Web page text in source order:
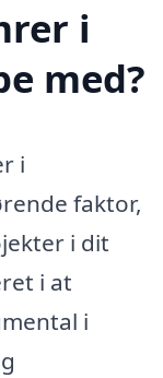
i
med?
i
faktor,
i dit
i at
i